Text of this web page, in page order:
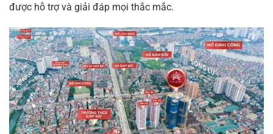
được hỗ trợ và giải đáp mọi thắc mắc.